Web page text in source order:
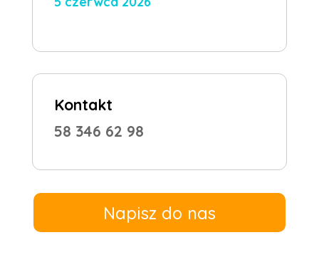
Kontakt
58 346 62 98
Napisz do nas